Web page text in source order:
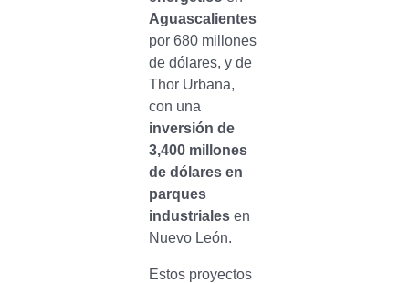
Aguascalientes
por 680 millones
de dólares, y de
Thor Urbana,
con una
inversión de
3,400 millones
de dólares en
parques
industriales en
Nuevo León.
Estos proyectos